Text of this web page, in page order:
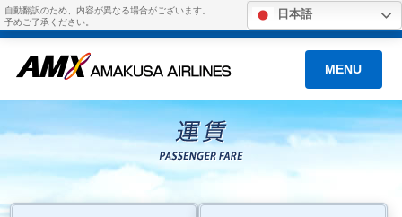
自動翻訳のため、内容が異なる場合がございます。
予めご了承ください。
日本語
MENU